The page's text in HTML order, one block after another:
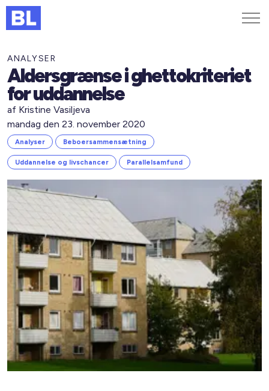
Genveje
Find medarbejder
Kurser og arrangementer
Jobportalen
MitBL
ANALYSER
Aldersgrænse i ghettokriteriet
for uddannelse
af Kristine Vasiljeva
mandag den 23. november 2020
Analyser Beboersammensætning
Uddannelse og livschancer Parallelsamfund